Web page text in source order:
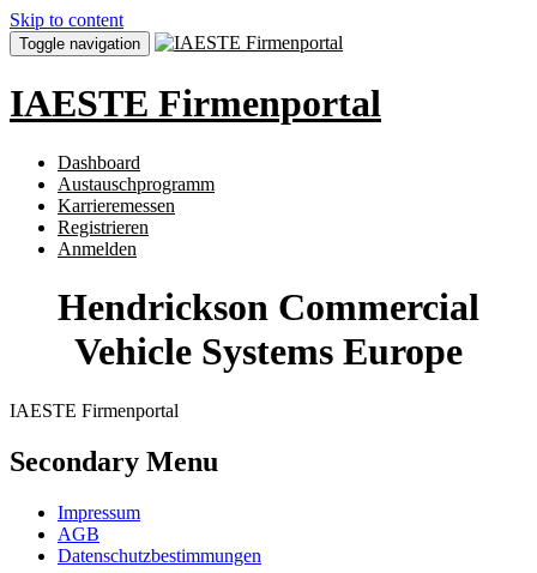
Skip to content
Toggle navigation
IAESTE Firmenportal
Dashboard
Austauschprogramm
Karrieremessen
Registrieren
Anmelden
Hendrickson Commercial
Vehicle Systems Europe
IAESTE Firmenportal
Secondary Menu
Impressum
AGB
Datenschutzbestimmungen